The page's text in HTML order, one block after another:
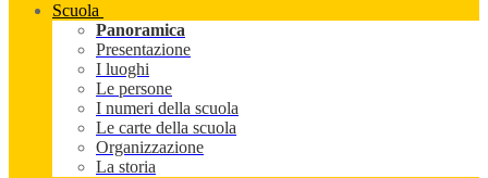
Scuola
Panoramica
Presentazione
I luoghi
Le persone
I numeri della scuola
Le carte della scuola
Organizzazione
La storia